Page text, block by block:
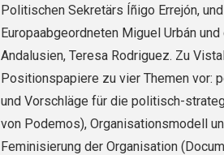
Politischen Sekretärs Íñigo Errejón,
Europaabgeordneten Miguel Urbán
Andalusien, Teresa Rodriguez. Zu
Positionspapiere zu vier Themen vor:
und Vorschläge für die politisch-
von Podemos), Organisationsmodell
Feminisierung der Organisation